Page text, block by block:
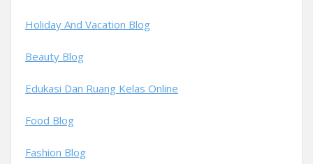
Holiday And Vacation Blog
Beauty Blog
Edukasi Dan Ruang Kelas Online
Food Blog
Fashion Blog